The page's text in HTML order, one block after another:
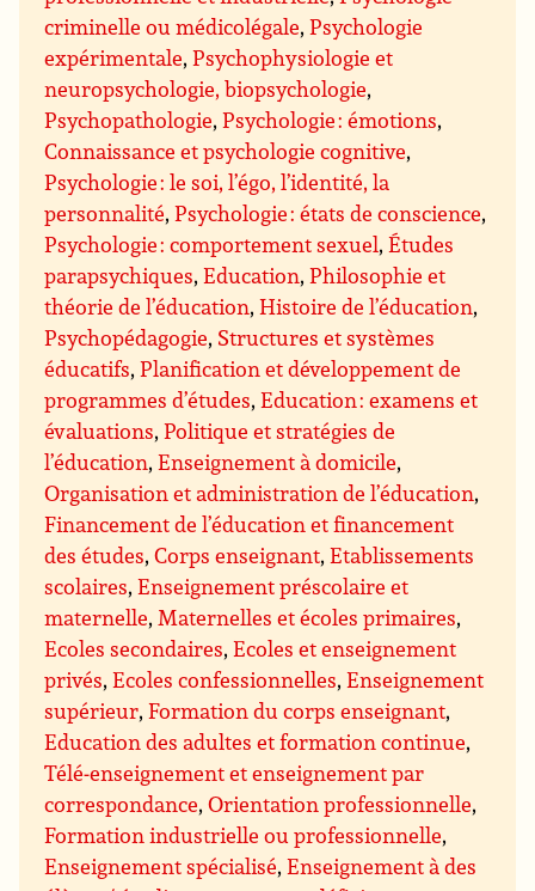
criminelle ou médicolégale,Psychologie
expérimentale,Psychophysiologie et
neuropsychologie, biopsychologie,
Psychopathologie,Psychologie : émotions,
Connaissance et psychologie cognitive,
Psychologie : le soi, l’égo, l’identité, la
personnalité,Psychologie : états de conscience,
Psychologie : comportement sexuel,Études
parapsychiques,Education,Philosophie et
théorie de l’éducation,Histoire de l’éducation,
Psychopédagogie, Structures et systèmes
éducatifs,Planification et développement de
programmes d’études,Education : examens et
évaluations,Politique et stratégies de
l’éducation,Enseignement à domicile,
Organisation et administration de l’éducation,
Financement de l’éducation et financement
des études,Corps enseignant,Etablissements
scolaires,Enseignement préscolaire et
maternelle,Maternelles et écoles primaires,
Ecoles secondaires,Ecoles et enseignement
privés,Ecoles confessionnelles,Enseignement
supérieur,Formation du corps enseignant,
Education des adultes et formation continue,
Télé-enseignement et enseignement par
correspondance,Orientation professionnelle,
Formation industrielle ou professionnelle,
Enseignement spécialisé,Enseignement à des